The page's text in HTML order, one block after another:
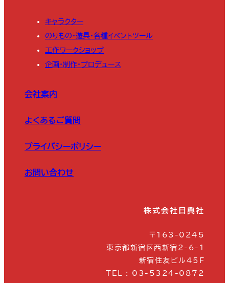
キャラクター
のりもの・遊具・各種イベントツール
工作ワークショップ
企画・制作・プロデュース
会社案内
よくあるご質問
プライバシーポリシー
お問い合わせ
株式会社日興社
〒163-0245
東京都新宿区西新宿2-6-1
新宿住友ビル45F
TEL : 03-5324-0872